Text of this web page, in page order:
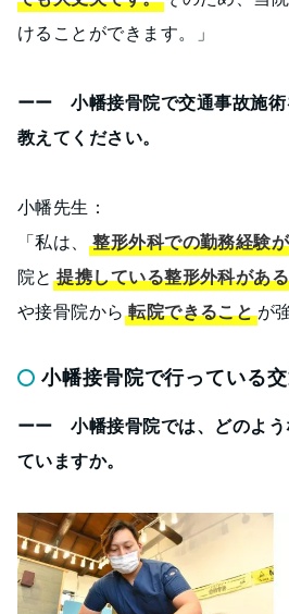
けることができます。」
ーー 小幡接骨院で交通事故施術
教えてください。
小幡先生：
「私は、
整形外科での勤務経験
院と 提携している整形外科がある
や接骨院から 転院できることが
小幡接骨院で行っている
ーー 小幡接骨院では、どのよう
ていますか。